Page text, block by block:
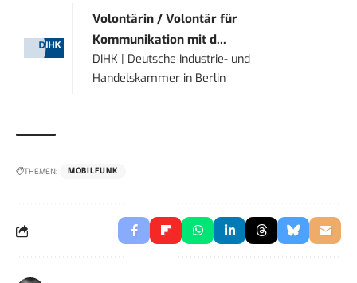
Volontärin / Volontär für
Kommunikation mit d...
DIHK | Deutsche Industrie- und
Handelskammer in Berlin
THEMEN: MOBILFUNK